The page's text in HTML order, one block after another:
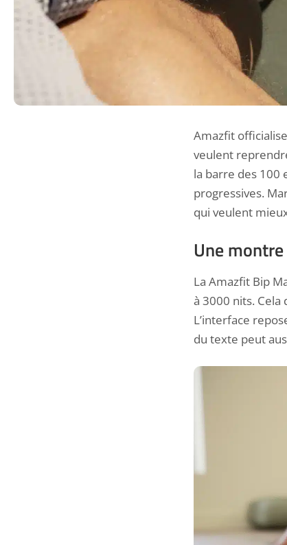
Amazfit
veulent
la barre des 100
progressives.
qui veulent
Une
La Amazfit Bip
à 3000 nits.
L’interface
du texte peut